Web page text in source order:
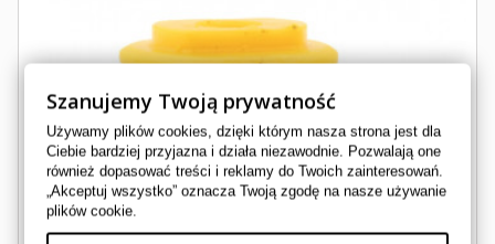
Szanujemy Twoją prywatność
Używamy plików cookies, dzięki którym nasza strona jest dla
Ciebie bardziej przyjazna i działa niezawodnie. Pozwalają one
również dopasować treści i reklamy do Twoich zainteresowań.
„Akceptuj wszystko” oznacza Twoją zgodę na nasze używanie
plików cookie.